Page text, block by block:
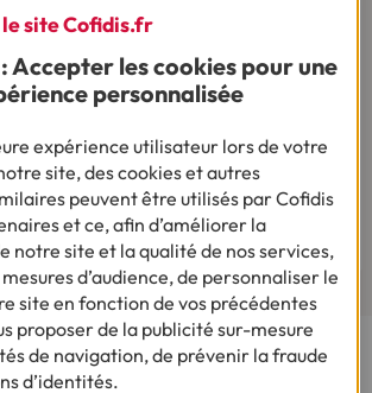
de crédit, vous trouverez chez
qui fait toute la différence.
nos clients
de la Demande de Crédit en Ligne,
le site Cofidis.fr
Accepter les cookies pour une
personnalisée
expérience utilisateur lors de votre
site, des cookies et autres
peuvent être utilisés par Cofidis
et ce, afin d’améliorer la
notre site et la qualité de nos services,
d’audience, de personnaliser le
site en fonction de vos précédentes
proposer de la publicité sur-mesure
de navigation, de prévenir la fraude
d’identités.